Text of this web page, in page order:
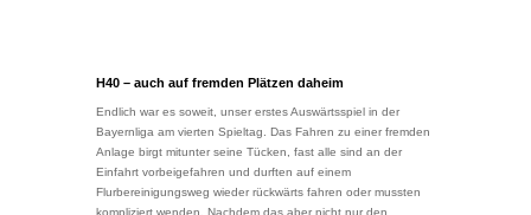
H40 – auch auf fremden Plätzen daheim
Endlich war es soweit, unser erstes Auswärtsspiel in der
Bayernliga am vierten Spieltag. Das Fahren zu einer fremden
Anlage birgt mitunter seine Tücken, fast alle sind an der
Einfahrt vorbeigefahren und durften auf einem
Flurbereinigungsweg wieder rückwärts fahren oder mussten
kompliziert wenden. Nachdem das aber nicht nur den